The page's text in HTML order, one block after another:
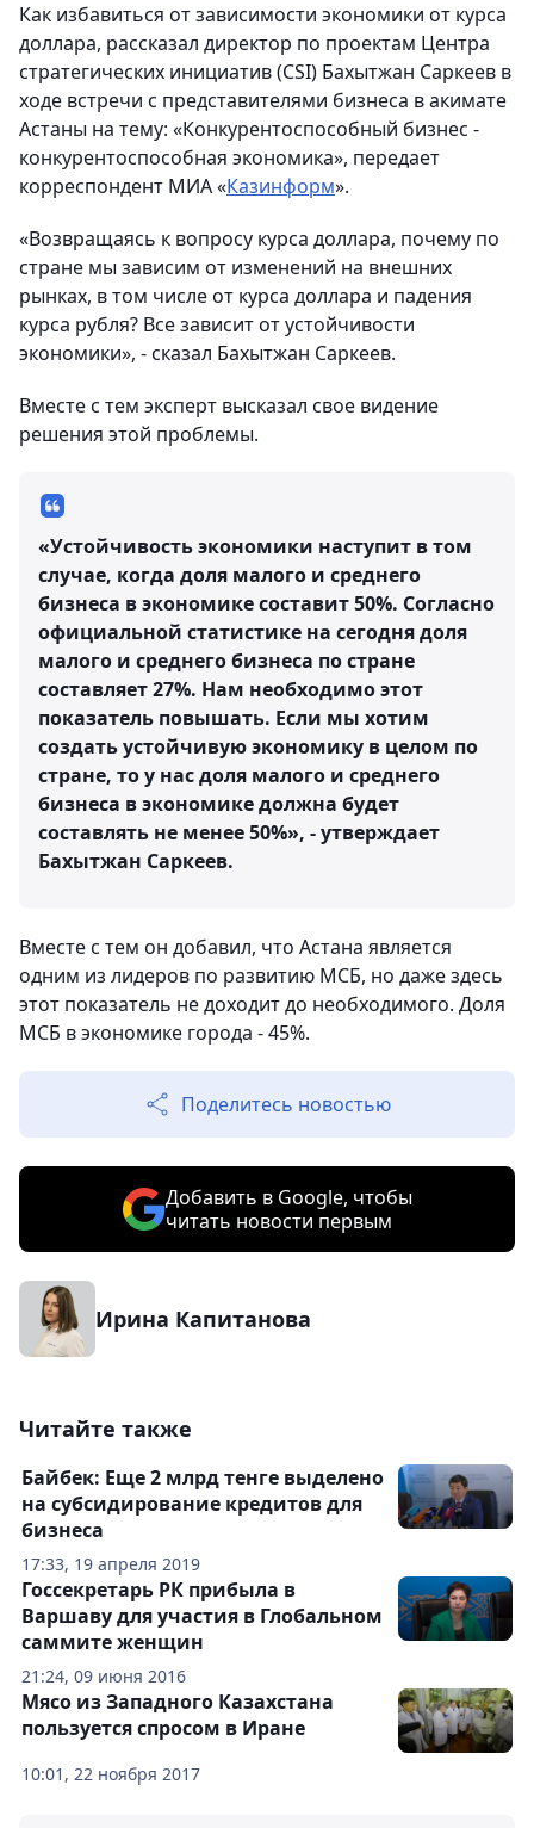
Как избавиться от зависимости экономики от курса
доллара, рассказал директор по проектам Центра
стратегических инициатив (CSI) Бахытжан Саркеев в
ходе встречи с представителями бизнеса в акимате
Астаны на тему: «Конкурентоспособный бизнес -
конкурентоспособная экономика», передает
корреспондент МИА «Казинформ».
«Возвращаясь к вопросу курса доллара, почему по
стране мы зависим от изменений на внешних
рынках, в том числе от курса доллара и падения
курса рубля? Все зависит от устойчивости
экономики», - сказал Бахытжан Саркеев.
Вместе с тем эксперт высказал свое видение
решения этой проблемы.
«Устойчивость экономики наступит в том
случае, когда доля малого и среднего
бизнеса в экономике составит 50%. Согласно
официальной статистике на сегодня доля
малого и среднего бизнеса по стране
составляет 27%. Нам необходимо этот
показатель повышать. Если мы хотим
создать устойчивую экономику в целом по
стране, то у нас доля малого и среднего
бизнеса в экономике должна будет
составлять не менее 50%», - утверждает
Бахытжан Саркеев.
Вместе с тем он добавил, что Астана является
одним из лидеров по развитию МСБ, но даже здесь
этот показатель не доходит до необходимого. Доля
МСБ в экономике города - 45%.
Поделитесь новостью
Добавить в Google, чтобы
читать новости первым
Ирина Капитанова
Читайте также
17:33, 19 апреля 2019
Байбек: Еще 2 млрд тенге выделено
на субсидирование кредитов для
бизнеса
21:24, 09 июня 2016
Госсекретарь РК прибыла в
Варшаву для участия в Глобальном
саммите женщин
10:01, 22 ноября 2017
Мясо из Западного Казахстана
пользуется спросом в Иране